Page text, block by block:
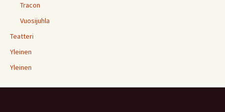
Tracon
Vuosijuhla
Teatteri
Yleinen
Yleinen